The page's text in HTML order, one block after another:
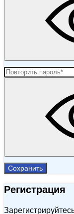
Сохранить
Регистрация